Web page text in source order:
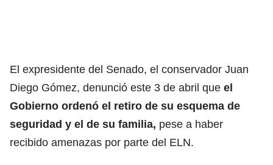
El expresidente del Senado, el conservador Juan
Diego Gómez, denunció este 3 de abril que el
Gobierno ordenó el retiro de su esquema de
seguridad y el de su familia, pese a haber
recibido amenazas por parte del ELN.